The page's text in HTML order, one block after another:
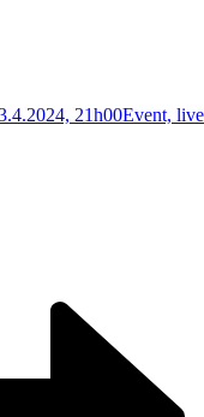
21h00Event, live